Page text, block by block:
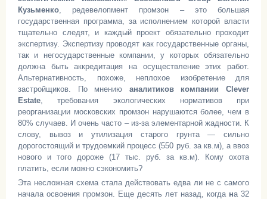
Кузьменко, редевелопмент промзон – это большая
государственная программа, за исполнением которой власти
тщательно следят, и каждый проект обязательно проходит
экспертизу. Экспертизу проводят как государственные органы,
так и негосударственные компании, у которых обязательно
должна быть аккредитация на осуществление этих работ.
Альтернативность, похоже, неплохое изобретение для
застройщиков. По мнению аналитиков компании Clever
Estate, требования экологических нормативов при
реорганизации московских промзон нарушаются более, чем в
80% случаев. И очень часто – из-за элементарной жадности. К
слову, вывоз и утилизация старого грунта — сильно
дорогостоящий и трудоемкий процесс (550 руб. за кв.м), а ввоз
нового и того дороже (17 тыс. руб. за кв.м). Кому охота
платить, если можно сэкономить?
Эта несложная схема стала действовать едва ли не с самого
начала освоения промзон. Еще десять лет назад, когдана 32